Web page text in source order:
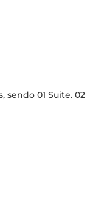
sendo 01 Suite. 02